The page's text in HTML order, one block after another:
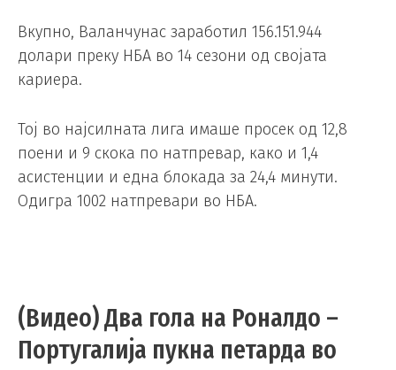
Вкупно, Валанчунас заработил 156.151.944
долари преку НБА во 14 сезони од својата
кариера.
Тој во најсилната лига имаше просек од 12,8
поени и 9 скока по натпревар, како и 1,4
асистенции и една блокада за 24,4 минути.
Одигра 1002 натпревари во НБА.
(Видео) Два гола на Роналдо –
Португалија пукна петарда во